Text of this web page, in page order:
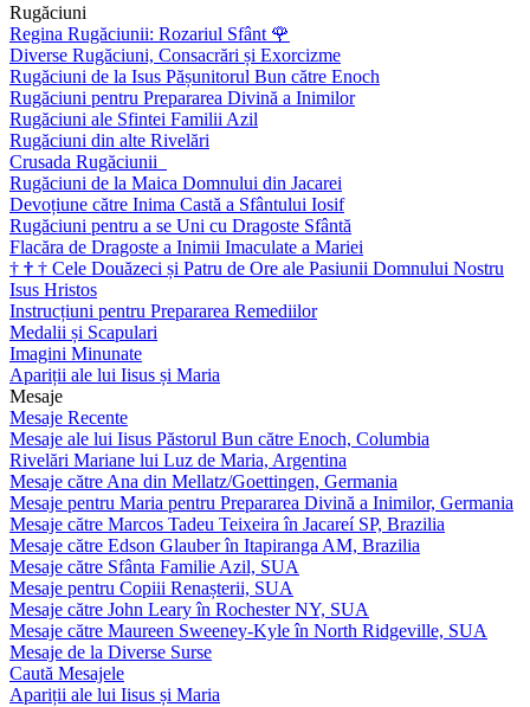
Rugăciuni
Regina Rugăciunii: Rozariul Sfânt 🌹
Diverse Rugăciuni, Consacrări și Exorcizme
Rugăciuni de la Isus Pășunitorul Bun către Enoch
Rugăciuni pentru Prepararea Divină a Inimilor
Rugăciuni ale Sfintei Familii Azil
Rugăciuni din alte Rivelări
Crusada Rugăciunii
Rugăciuni de la Maica Domnului din Jacarei
Devoțiune către Inima Castă a Sfântului Iosif
Rugăciuni pentru a se Uni cu Dragoste Sfântă
Flacăra de Dragoste a Inimii Imaculate a Mariei
† † † Cele Douăzeci și Patru de Ore ale Pasiunii Domnului Nostru
Isus Hristos
Instrucțiuni pentru Prepararea Remediilor
Medalii și Scapulari
Imagini Minunate
Apariții ale lui Iisus și Maria
Mesaje
Mesaje Recente
Mesaje ale lui Iisus Păstorul Bun către Enoch, Columbia
Rivelări Mariane lui Luz de Maria, Argentina
Mesaje către Ana din Mellatz/Goettingen, Germania
Mesaje pentru Maria pentru Prepararea Divină a Inimilor, Germania
Mesaje către Marcos Tadeu Teixeira în Jacareí SP, Brazilia
Mesaje către Edson Glauber în Itapiranga AM, Brazilia
Mesaje către Sfânta Familie Azil, SUA
Mesaje pentru Copiii Renașterii, SUA
Mesaje către John Leary în Rochester NY, SUA
Mesaje către Maureen Sweeney-Kyle în North Ridgeville, SUA
Mesaje de la Diverse Surse
Caută Mesajele
Apariții ale lui Iisus și Maria